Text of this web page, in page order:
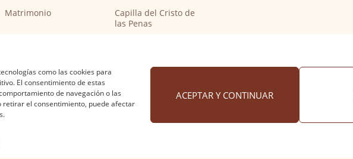
como las cookies para
El consentimiento de estas
de navegación o las
retirar el consentimiento, puede afectar
ACEPTAR Y CONTINUAR
Matrimonio
Capilla del Cristo de
las Penas
peregrinos del